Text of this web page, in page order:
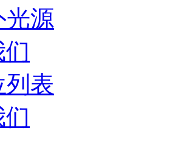
光源
列表